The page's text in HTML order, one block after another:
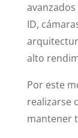
avanzados
ID,
alto
Por este
realizarse
mantener